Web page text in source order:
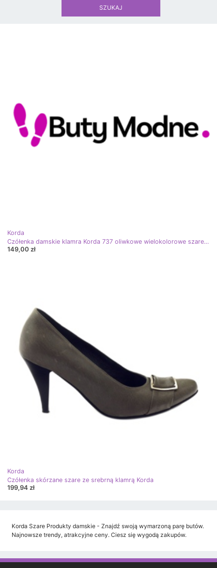
Korda
Czółenka damskie klamra Korda 737 oliwkowe wielokolorowe szare brązowe
149,00 zł
Korda
Czółenka skórzane szare ze srebrną klamrą Korda
199,94 zł
Korda Szare Produkty damskie - Znajdź swoją wymarzoną parę butów.
Najnowsze trendy, atrakcyjne ceny. Ciesz się wygodą zakupów.
SZUKAJ